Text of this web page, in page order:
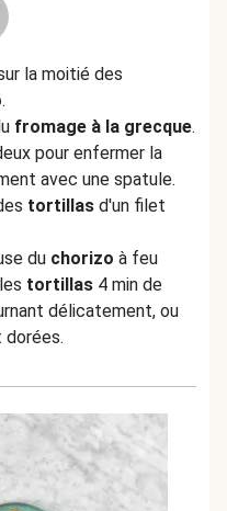
la moitié des
.
fromage à la grecque.
pour enfermer la
avec une spatule.
tortillas d'un filet
du chorizo à feu
tortillas 4 min de
délicatement, ou
dorées.